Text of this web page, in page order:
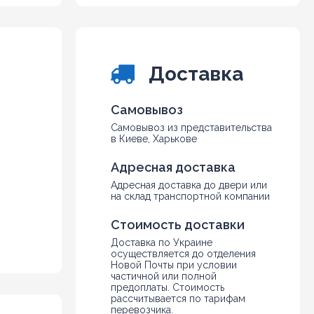
Доставка
Самовывоз
Самовывоз из представительства
в Киеве, Харькове
Адресная доставка
Адресная доставка до двери или
на склад транспортной компании
Стоимость доставки
Доставка по Украине
осуществляется до отделения
Новой Почты при условии
частичной или полной
предоплаты. Стоимость
рассчитывается по тарифам
перевозчика.